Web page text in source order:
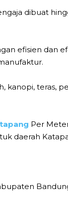
dibuat
efisien dan
teras,
Per
daerah